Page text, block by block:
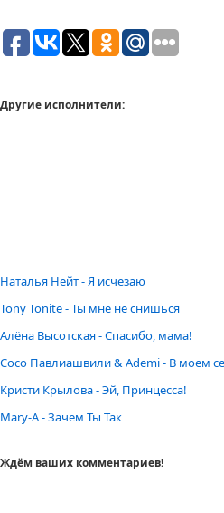
Другие исполнители:
Наталья Нейт - Я исчезаю
Tony Tonite - Ты мне не снишься
Алёна Высотская - Спасибо, мама!
Сосо Павлиашвили & Ademi - В моем
Кристи Крылова - Эй, Принцесса!
Mary-A - Зачем Ты Так
Ждём ваших комментариев!